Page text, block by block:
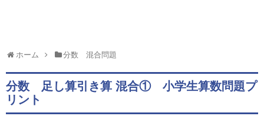
ホーム 分数 混合問題
分数 足し算引き算 混合① 小学生算数問題プ
リント